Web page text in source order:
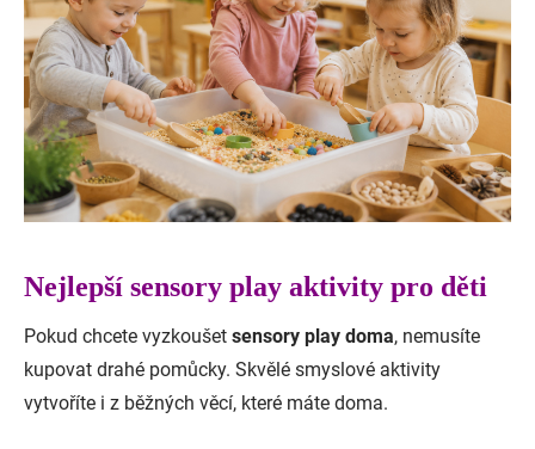
Nejlepší sensory play aktivity pro děti
Pokud chcete vyzkoušet sensory play doma, nemusíte
kupovat drahé pomůcky. Skvělé smyslové aktivity
vytvoříte i z běžných věcí, které máte doma.